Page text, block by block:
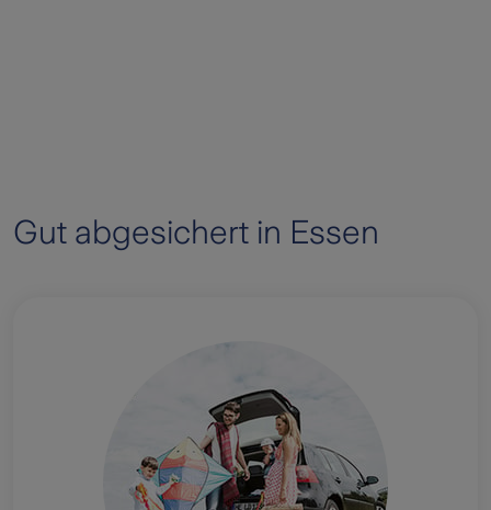
Gut abgesichert in Essen